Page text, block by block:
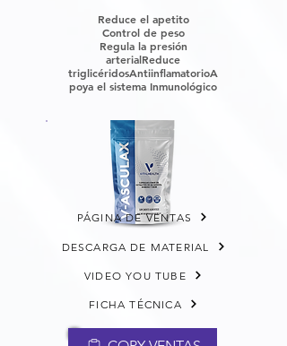
Reduce el apetito
Control de peso
Regula la presión
arterialReduce
triglicéridosAntiinflamatorioA
poya el sistema Inmunológico
PÁGINA DE VENTAS
DESCARGA DE MATERIAL
VIDEO YOU TUBE
FICHA TÉCNICA